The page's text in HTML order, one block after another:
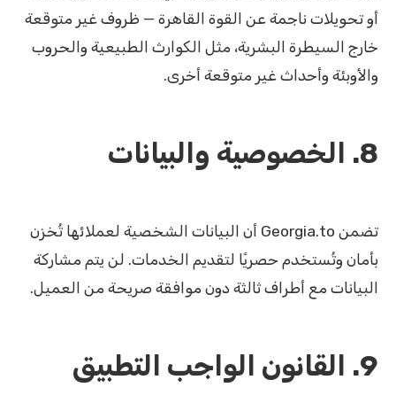
أو تحويلات ناجمة عن القوة القاهرة — ظروف غير متوقعة
خارج السيطرة البشرية، مثل الكوارث الطبيعية والحروب
والأوبئة وأحداث غير متوقعة أخرى.
8. الخصوصية والبيانات
تضمن Georgia.to أن البيانات الشخصية لعملائها تُخزن
بأمان وتُستخدم حصريًا لتقديم الخدمات. لن يتم مشاركة
البيانات مع أطراف ثالثة دون موافقة صريحة من العميل.
9. القانون الواجب التطبيق